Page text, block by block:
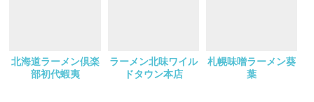
北海道ラーメン倶楽
部初代蝦夷
ラーメン北味ワイル
ドタウン本店
札幌味噌ラーメン葵
葉